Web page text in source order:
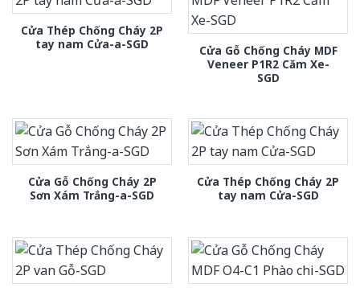
Cửa Thép Chống Cháy 2P
tay nam Cửa-a-SGD
Cửa Gỗ Chống Cháy MDF
Veneer P1R2 Căm Xe-
SGD
Cửa Gỗ Chống Cháy 2P
Sơn Xám Trắng-a-SGD
Cửa Thép Chống Cháy 2P
tay nam Cửa-SGD